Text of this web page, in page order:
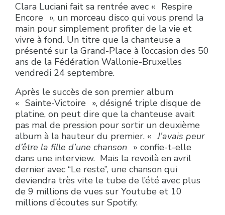
Clara Luciani fait sa rentrée avec « Respire
Encore », un morceau disco qui vous prend la
main pour simplement profiter de la vie et
vivre à fond. Un titre que la chanteuse a
présenté sur la Grand-Place à l’occasion des 50
ans de la Fédération Wallonie-Bruxelles
vendredi 24 septembre.
Après le succès de son premier album
« Sainte-Victoire », désigné triple disque de
platine, on peut dire que la chanteuse avait
pas mal de pression pour sortir un deuxième
album à la hauteur du premier. « J’avais peur
d’être la fille d’une chanson » confie-t-elle
dans une interview. Mais la revoilà en avril
dernier avec “Le reste”, une chanson qui
deviendra très vite le tube de l’été avec plus
de 9 millions de vues sur Youtube et 10
millions d’écoutes sur Spotify.